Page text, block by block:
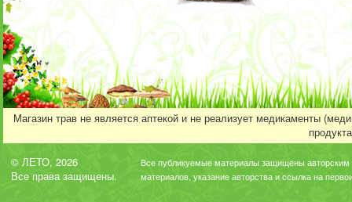
Магазин трав не является аптекой и не реализует медикаменты
© ЛЕТО, 2026
Все права защищены.
Все публикуемые материалы защищены авторским
материалов, указание авторства и ссылка на